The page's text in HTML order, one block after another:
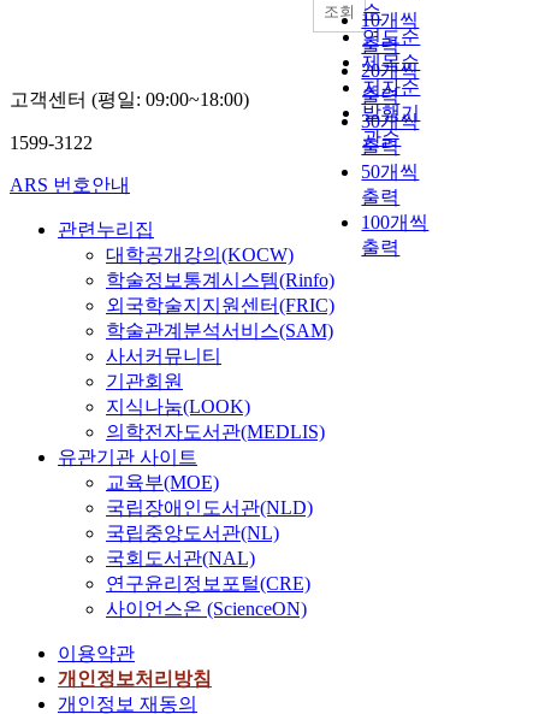
순
연도순
제목순
저자순
발행기
관순
10개씩
출력
20개씩
출력
30개씩
출력
50개씩
출력
100개씩
출력
조회
고객센터 (평일: 09:00~18:00)
1599-3122
ARS 번호안내
관련누리집
대학공개강의(KOCW)
학술정보통계시스템(Rinfo)
외국학술지지원센터(FRIC)
학술관계분석서비스(SAM)
사서커뮤니티
기관회원
지식나눔(LOOK)
의학전자도서관(MEDLIS)
유관기관 사이트
교육부(MOE)
국립장애인도서관(NLD)
국립중앙도서관(NL)
국회도서관(NAL)
연구윤리정보포털(CRE)
사이언스온 (ScienceON)
이용약관
개인정보처리방침
개인정보 재동의